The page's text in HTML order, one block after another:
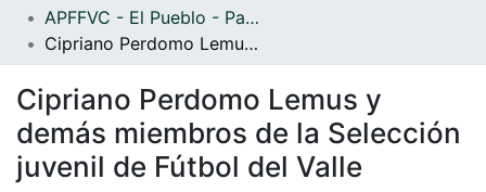
APFFVC - El Pueblo - Patrimonial
Cipriano Perdomo Lemus y demás miembros de la Selección juvenil de Fútbol del Valle
Cipriano Perdomo Lemus y
demás miembros de la Selección
juvenil de Fútbol del Valle